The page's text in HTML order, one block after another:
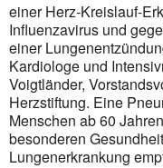
einer Herz-Kreislauf-
Influenzavirus und
einer
Kardiologe und
Voigtländer,
Herzstiftung. Eine
Menschen ab 60
besonderen
Lungenerkrankung